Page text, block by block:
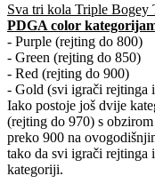
Sva tri kola Triple Bogey
PDGA color
- Purple (rejting do 800)
- Green (rejting do 850)
- Red (rejting do 900)
- Gold (svi igrači rejtinga
Iako postoje još dvije
(rejting do 970) s
preko 900 na
tako da svi igrači rejtinga
kategoriji.